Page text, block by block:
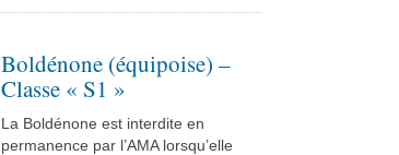
Boldénone (équipoise) –
Classe « S1 »
La Boldénone est interdite en
permanence par l’AMA lorsqu’elle